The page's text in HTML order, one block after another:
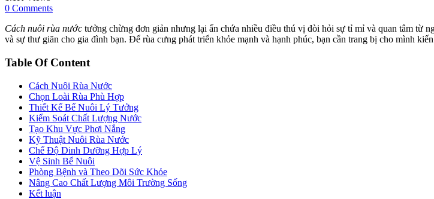
0 Comments
Cách nuôi rùa nước tưởng chừng đơn giản nhưng lại ẩn chứa nhiều điều thú vị đòi hỏi sự tỉ mỉ và quan tâm từ
và sự thư giãn cho gia đình bạn. Để rùa cưng phát triển khỏe mạnh và hạnh phúc, bạn cần trang bị cho mình
Table Of Content
Cách Nuôi Rùa Nước
Chọn Loài Rùa Phù Hợp
Thiết Kế Bể Nuôi Lý Tưởng
Kiểm Soát Chất Lượng Nước
Tạo Khu Vực Phơi Nắng
Kỹ Thuật Nuôi Rùa Nước
Chế Độ Dinh Dưỡng Hợp Lý
Vệ Sinh Bể Nuôi
Phòng Bệnh và Theo Dõi Sức Khỏe
Nâng Cao Chất Lượng Môi Trường Sống
Kết luận